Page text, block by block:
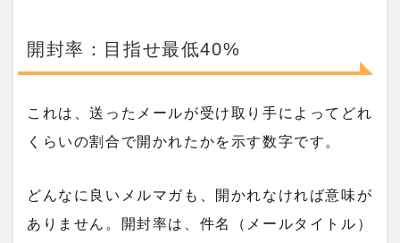
開封率：目指せ最低40%
これは、送ったメールが受け取り手によってどれ
くらいの割合で開かれたかを示す数字です。
どんなに良いメルマガも、開かれなければ意味が
ありません。開封率は、件名（メールタイトル）